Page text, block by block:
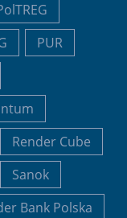
PUR
Render Cube
Sanok
Bank Polska